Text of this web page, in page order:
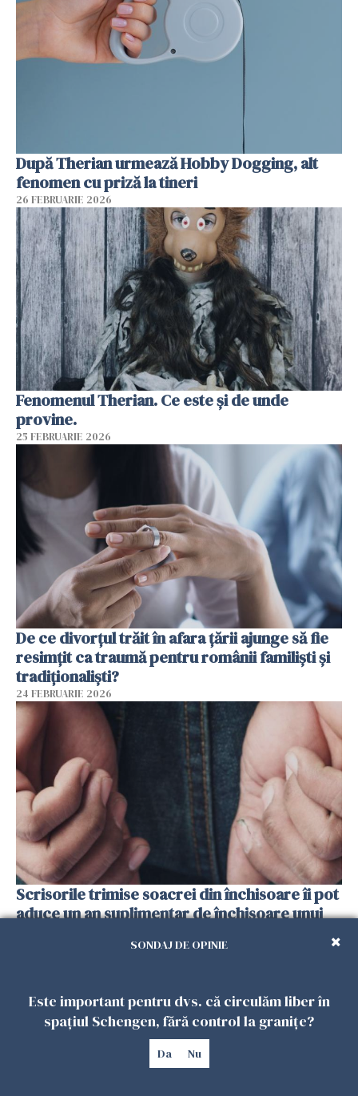
După Therian urmează Hobby Dogging, alt
fenomen cu priză la tineri
26 FEBRUARIE 2026
Fenomenul Therian. Ce este și de unde
provine.
25 FEBRUARIE 2026
De ce divorțul trăit în afara țării ajunge să fie
resimțit ca traumă pentru românii familiști și
tradiționaliști?
24 FEBRUARIE 2026
Scrisorile trimise soacrei din închisoare îi pot
aduce un an suplimentar de închisoare unui
SONDAJ DE OPINIE
Este important pentru dvs. că circulăm liber în
spațiul Schengen, fără control la granițe?
Da Nu